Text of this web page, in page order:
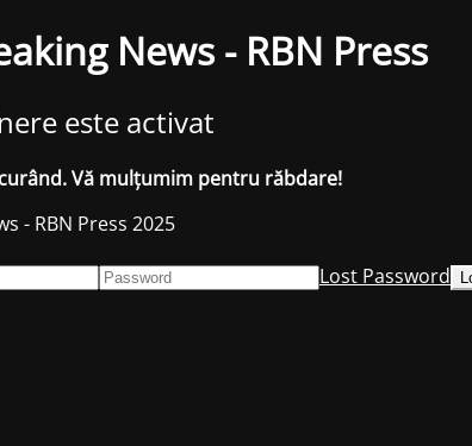
News - RBN Press
este activat
Vă mulțumim pentru răbdare!
- RBN Press 2025
Lost Password